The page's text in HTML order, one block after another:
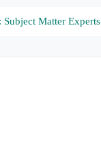
Subject Matter Experts